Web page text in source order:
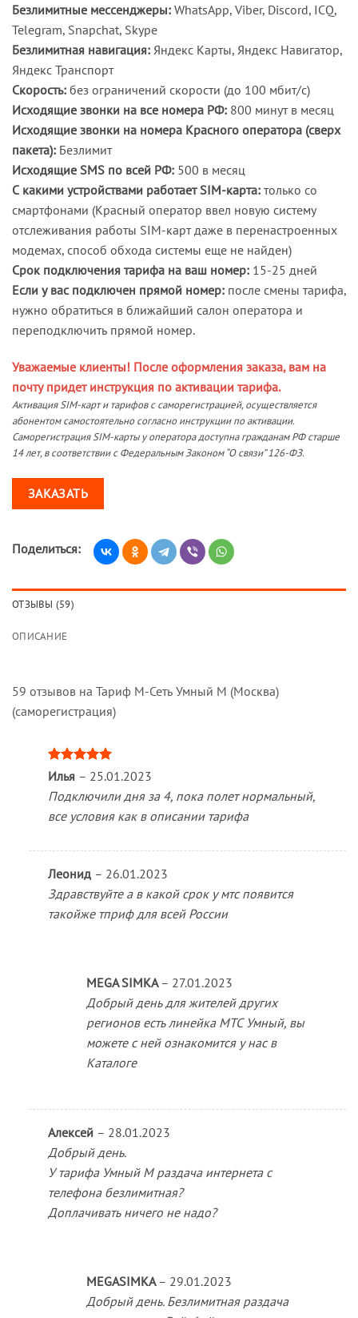
Безлимитные мессенджеры: WhatsApp, Viber, Discord, ICQ,
Telegram, Snapchat, Skype
Безлимитная навигация: Яндекс Карты, Яндекс Навигатор,
Яндекс Транспорт
Скорость: без ограничений скорости (до 100 мбит/с)
Исходящие звонки на все номера РФ: 800 минут в месяц
Исходящие звонки на номера Красного оператора (сверх
пакета): Безлимит
Исходящие SMS по всей РФ: 500 в месяц
С какими устройствами работает SIM-карта: только со
смартфонами (Красный оператор ввел новую систему
отслеживания работы SIM-карт даже в перенастроенных
модемах, способ обхода системы еще не найден)
Срок подключения тарифа на ваш номер: 15-25 дней
Если у вас подключен прямой номер: после смены тарифа,
нужно обратиться в ближайший салон оператора и
переподключить прямой номер.
Уважаемые клиенты! После оформления заказа, вам на
почту придет инструкция по активации тарифа.
Активация SIM-карт и тарифов с саморегистрацией, осуществляется
абонентом самостоятельно согласно инструкции по активации.
Саморегистрация SIM-карты у оператора доступна гражданам РФ старше
14 лет, в соответствии с Федеральным Законом “О связи” 126-ФЗ.
ЗАКАЗАТЬ
Поделиться:
ОТЗЫВЫ (59)
ОПИСАНИЕ
59 отзывов на Тариф М-Сеть Умный M (Москва)
(саморегистрация)
Оценка 5
Илья – 25.01.2023
Подключили дня за 4, пока полет нормальный,
все условия как в описании тарифа
Леонид – 26.01.2023
Здравствуйте а в какой срок у мтс появится
такойже тприф для всей России
MEGA SIMKA – 27.01.2023
Добрый день для жителей других
регионов есть линейка МТС Умный, вы
можете с ней ознакомится у нас в
Каталоге
Алексей – 28.01.2023
Добрый день.
У тарифа Умный М раздача интернета с
телефона безлимитная?
Доплачивать ничего не надо?
MEGASIMKA – 29.01.2023
Добрый день. Безлимитная раздача